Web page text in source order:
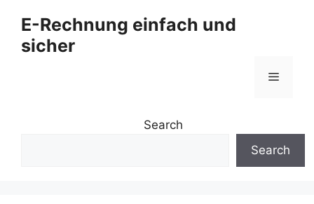
Inhalt
springen
E-Rechnung einfach und
sicher
Menü
Search
Search